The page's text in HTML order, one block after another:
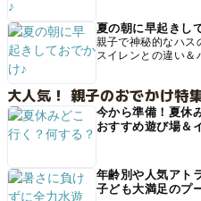
夏の朝に早起きし
親子で神秘的なハス
スイレンとの違い＆
大人気！ 親子のおでかけ特
今から準備！夏休
おすすめ遊び場＆
年齢別や人気アト
子ども大満足のプ